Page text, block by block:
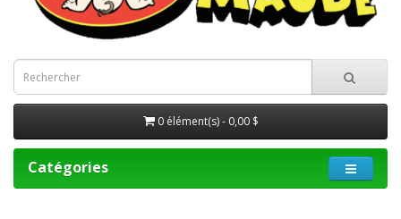
0 élément(s) - 0,00 $
Catégories